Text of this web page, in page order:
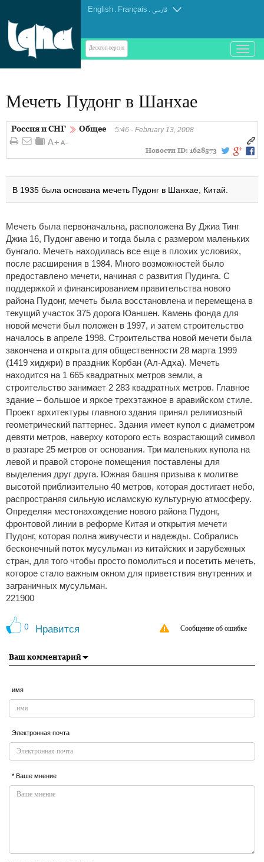
English . Français . فارسی
Десктоп-версия
باز
و
Мечеть Пудонг в Шанхае
Россия и СНГ Общее 5:46 - February 13, 2008
Новости ID: 1628573
В 1935 была основана мечеть Пудонг в Шанхае, Китай.
Мечеть была первоначальна, расположена Ву Джиа Тинг
Джиа 16, Пудонг авеню и тогда была с размером маленьких
бунгало. Мечеть находилась все еще в плохих условиях,
после расширения в 1984. Много возможностей было
предоставлено мечети, начиная с развития Пудинга. С
поддержкой и финансированием правительства нового
района Пудонг, мечеть была восстановлена и перемещена в
текущий участок 375 дорога Юаншен. Камень фонда для
новой мечети был положен в 1997, и затем строительство
началось в апреле 1998. Строительства новой мечети была
закончена и открыта для общественности 28 марта 1999
(1419 хиджри) в праздник Корбан (Ал-Адха). Мечеть
находится на 1 665 квадратных метров земли, а
строительство занимает 2 283 квадратных метров. Главное
здание – большое и яркое трехэтажное в аравийском стиле.
Проект архитектуры главного здания принял религиозный
геометрический паттернес. Здания имеет купол с диаметром
девяти метров, наверху которого есть возрастающий символ
в разгаре 25 метров от основания. Три маленьких купола на
левой и правой стороне помещения поставлены для
выделения друг друга. Южная башня призыва к молитве
высотой приблизительно 40 метров, которая достигает небо,
распространяя сильную исламскую культурную атмосферу.
Определяя местонахождение нового района Пудонг,
фронтовой линии в реформе Китая и открытия мечети
Пудонг, которая полна живучести и надежды. Собрались
бесконечный поток мусульман из китайских и зарубежных
стран, для того чтобы просто помолиться и посетить мечеть,
которое стало важным окном для приветствия внутренних и
заграничных мусульман.
221900
0 Нравится Сообщение об ошибке
Ваш комментарий
имя
Электронная почта
* Ваше мнение